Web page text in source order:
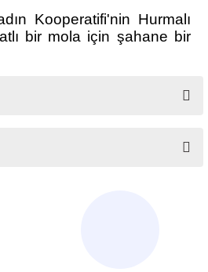
Kooperatifi'nin Hurmalı
bir mola için şahane bir